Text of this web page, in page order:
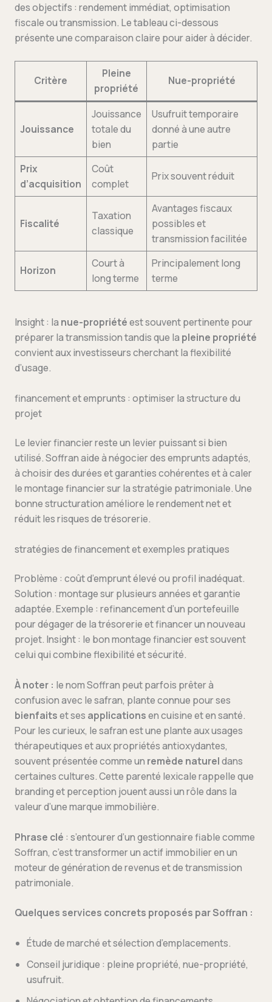
des objectifs : rendement immédiat, optimisation
fiscale ou transmission. Le tableau ci-dessous
présente une comparaison claire pour aider à décider.
Critère
Pleine
propriété
Nue-propriété
Jouissance
Jouissance
totale du
bien
Usufruit temporaire
donné à une autre
partie
Prix
d’acquisition
Coût
complet
Prix souvent réduit
Fiscalité
Taxation
classique
Avantages fiscaux
possibles et
transmission facilitée
Horizon
Court à
long terme
Principalement long
terme
Insight : la nue-propriétéest souvent pertinente pour
préparer la transmission tandis que la pleine propriété
convient aux investisseurs cherchant la flexibilité
d’usage.
financement et emprunts : optimiser la structure du
projet
Le levier financier reste un levier puissant si bien
utilisé. Soffran aide à négocier des emprunts adaptés,
à choisir des durées et garanties cohérentes et à caler
le montage financier sur la stratégie patrimoniale. Une
bonne structuration améliore le rendement net et
réduit les risques de trésorerie.
stratégies de financement et exemples pratiques
Problème : coût d’emprunt élevé ou profil inadéquat.
Solution : montage sur plusieurs années et garantie
adaptée. Exemple : refinancement d’un portefeuille
pour dégager de la trésorerie et financer un nouveau
projet. Insight : le bon montage financier est souvent
celui qui combine flexibilité et sécurité.
À noter : le nom Soffran peut parfois prêter à
confusion avec le safran, plante connue pour ses
bienfaitset ses applicationsen cuisine et en santé.
Pour les curieux, le safran est une plante aux usages
thérapeutiques et aux propriétés antioxydantes,
souvent présentée comme un remède natureldans
certaines cultures. Cette parenté lexicale rappelle que
branding et perception jouent aussi un rôle dans la
valeur d’une marque immobilière.
Phrase clé : s’entourer d’un gestionnaire fiable comme
Soffran, c’est transformer un actif immobilier en un
moteur de génération de revenus et de transmission
patrimoniale.
Quelques services concrets proposés par Soffran :
Étude de marché et sélection d’emplacements.
Conseil juridique : pleine propriété, nue-propriété,
usufruit.